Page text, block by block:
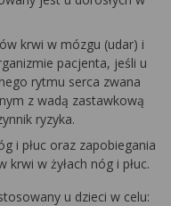
krwi w mózgu (udar) i
pacjenta, jeśli u
rytmu serca zwana
z wadą zastawkową
ryzyka.
i płuc oraz zapobiegania
w żyłach nóg i płuc.
u dzieci w celu: